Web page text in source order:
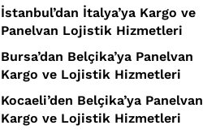
İstanbul’dan İtalya’ya Kargo ve
Panelvan Lojistik Hizmetleri
Bursa’dan Belçika’ya Panelvan
Kargo ve Lojistik Hizmetleri
Kocaeli’den Belçika’ya Panelvan
Kargo ve Lojistik Hizmetleri